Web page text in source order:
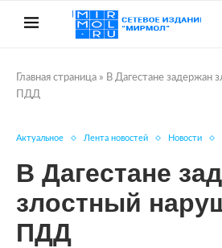
Главная страница » В Дагестане задержан
ПДД
Актуальное Лента новостей Новости
В Дагестане
злостный
ПДД